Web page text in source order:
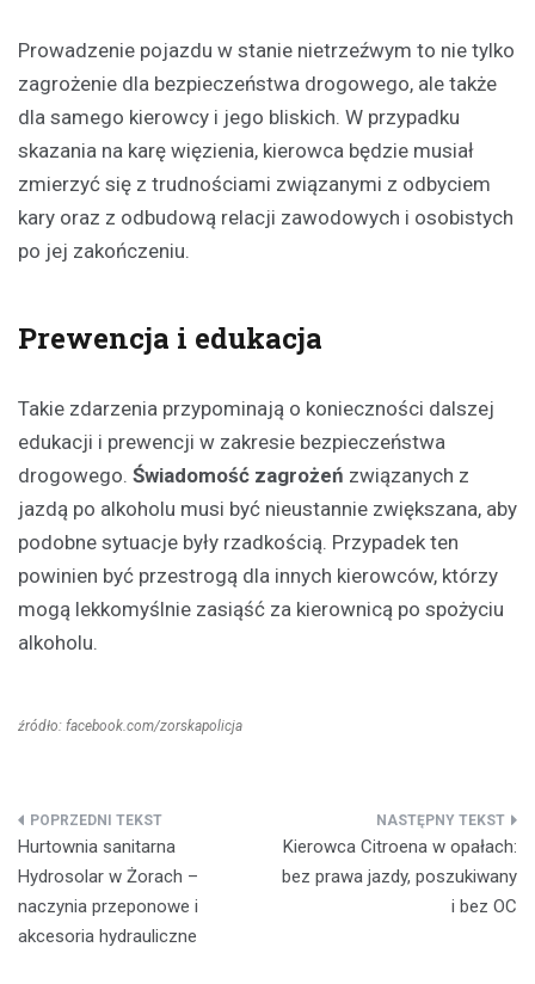
Prowadzenie pojazdu w stanie nietrzeźwym to nie tylko
zagrożenie dla bezpieczeństwa drogowego, ale także
dla samego kierowcy i jego bliskich. W przypadku
skazania na karę więzienia, kierowca będzie musiał
zmierzyć się z trudnościami związanymi z odbyciem
kary oraz z odbudową relacji zawodowych i osobistych
po jej zakończeniu.
Prewencja i edukacja
Takie zdarzenia przypominają o konieczności dalszej
edukacji i prewencji w zakresie bezpieczeństwa
drogowego. Świadomość zagrożeń związanych z
jazdą po alkoholu musi być nieustannie zwiększana, aby
podobne sytuacje były rzadkością. Przypadek ten
powinien być przestrogą dla innych kierowców, którzy
mogą lekkomyślnie zasiąść za kierownicą po spożyciu
alkoholu.
źródło: facebook.com/zorskapolicja
Nawigacja
wpisu
Hurtownia sanitarna
Hydrosolar w Żorach –
naczynia przeponowe i
akcesoria hydrauliczne
Kierowca Citroena w opałach:
bez prawa jazdy, poszukiwany
i bez OC